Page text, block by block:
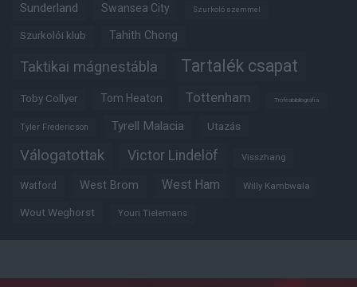
Sunderland Swansea City Szurkoló szemmel
Szurkolói klub Tahith Chong
Taktikai mágnestábla Tartalék csapat
Toby Collyer Tom Heaton Tottenham Trófeabibliográfia
Tyler Fredericson Tyrell Malacia Utazás
Válogatottak Victor Lindelöf Visszhang
Watford West Brom West Ham Willy Kambwala
Wout Weghorst Youri Tielemans